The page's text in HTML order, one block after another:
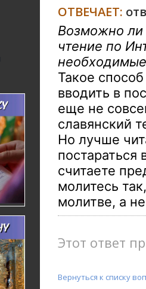
ОТВЕЧАЕТ:
Возможно ли
чтение по
Такое
вводить в
еще не
славянский
Но лучше
постараться
считаете
молитесь
молитве, а
Этот ответ
Вернуться к списку